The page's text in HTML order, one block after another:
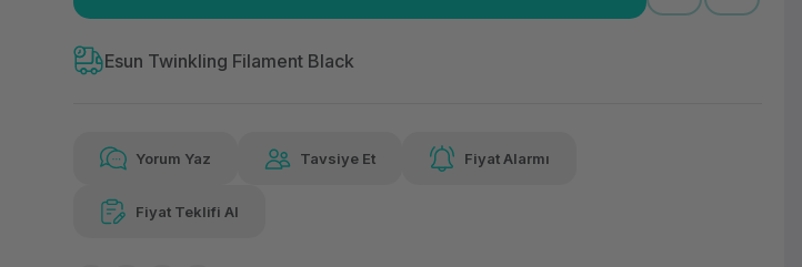
Kolay iade imkanı
159,86 TL
Aya varan taksit
Havalelerde
Esun Twinkling Filament Black
Yorum Yaz Tavsiye Et Fiyat Alarmı
Fiyat Teklifi Al